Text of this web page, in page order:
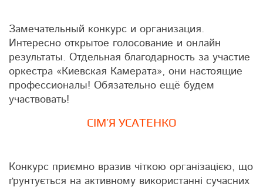
Замечательный конкурс и организация.
Интересно открытое голосование и онлайн
результаты. Отдельная благодарность за участие
оркестра «Киевская Камерата», они настоящие
профессионалы! Обязательно ещё будем
участвовать!
СІМ’Я УСАТЕНКО
Конкурс приємно вразив чіткою організацією, що
ґрунтується на активному використанні сучасних